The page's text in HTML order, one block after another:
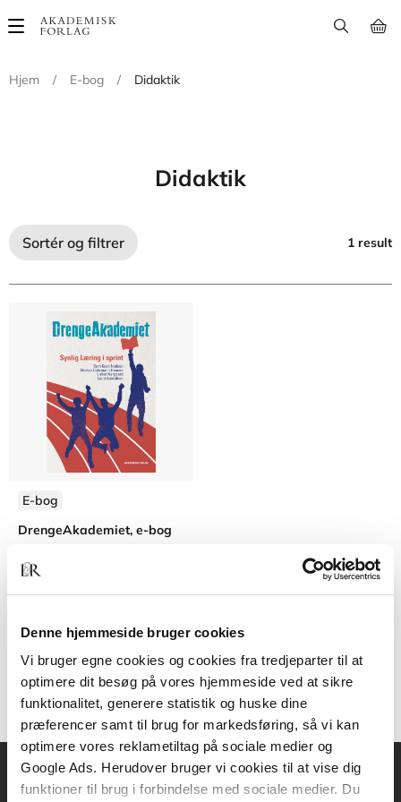
Denne hjemmeside bruger cookies
Vi bruger egne cookies og cookies fra tredjeparter til at
optimere dit besøg på vores hjemmeside ved at sikre
funktionalitet, generere statistik og huske dine
præferencer samt til brug for markedsføring, så vi kan
optimere vores reklametiltag på sociale medier og
Google Ads. Herudover bruger vi cookies til at vise dig
funktioner til brug i forbindelse med sociale medier. Du
Main
Hjem
/ E-bog / Didaktik
Didaktik
Sortér og filtrer 1 result
E-bog
DrengeAkademiet, e-bog
Lisbet Nørgaard Laust